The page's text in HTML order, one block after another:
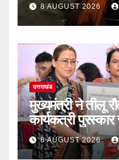
8 AUGUST 2026
उत्तराखंड
मुख्यमंत्री ने तीलू
कार्यकत्री
सम्मानित
8 AUGUST 2026